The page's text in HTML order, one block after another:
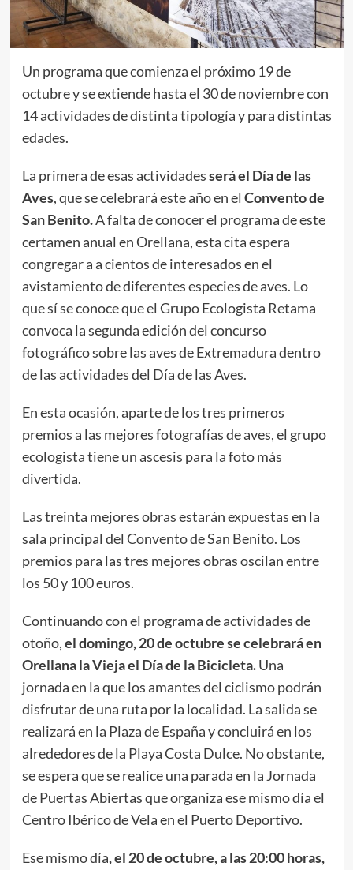
Un programa que comienza el próximo 19 de
octubre y se extiende hasta el 30 de noviembre con
14 actividades de distinta tipología y para distintas
edades.
La primera de esas actividadesserá el Día de las
Aves, que se celebrará este año en el Convento de
San Benito.A falta de conocer el programa de este
certamen anual en Orellana, esta cita espera
congregar a a cientos de interesados en el
avistamiento de diferentes especies de aves. Lo
que sí se conoce que el Grupo Ecologista Retama
convoca la segunda edición del concurso
fotográfico sobre las aves de Extremadura dentro
de las actividades del Día de las Aves.
En esta ocasión, aparte de los tres primeros
premios a las mejores fotografías de aves, el grupo
ecologista tiene un ascesis para la foto más
divertida.
Las treinta mejores obras estarán expuestas en la
sala principal del Convento de San Benito. Los
premios para las tres mejores obras oscilan entre
los 50 y 100 euros.
Continuando con el programa de actividades de
otoño,el domingo, 20 deoctubre se celebrará en
Orellana la Vieja el Día de la Bicicleta.Una
jornada en la que los amantes del ciclismo podrán
disfrutar de una ruta por la localidad. La salida se
realizará en la Plaza de España y concluirá en los
alrededores de la Playa Costa Dulce. No obstante,
se espera que se realice una parada en la Jornada
de Puertas Abiertas que organiza ese mismo día el
Centro Ibérico de Vela en el Puerto Deportivo.
Ese mismo día, el 20 deoctubre, a las 20:00 horas,